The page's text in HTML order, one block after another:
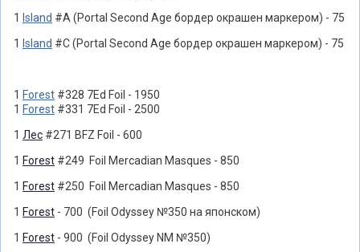
1 Island #A (Portal Second Age бордер окрашен маркером) - 75
1 Island #C (Portal Second Age бордер окрашен маркером) - 75
1 Forest #328 7Ed Foil - 1950
1 Forest #331 7Ed Foil - 2500
1 Лес #271 BFZ Foil - 600
1 Forest #249 Foil Mercadian Masques - 850
1 Forest #250 Foil Mercadian Masques - 850
1 Forest - 700 (Foil Odyssey №350 на японском)
1 Forest - 900 (Foil Odyssey NM №350)